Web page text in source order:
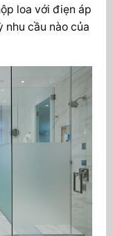
loa với điẹn áp
cầu nào của